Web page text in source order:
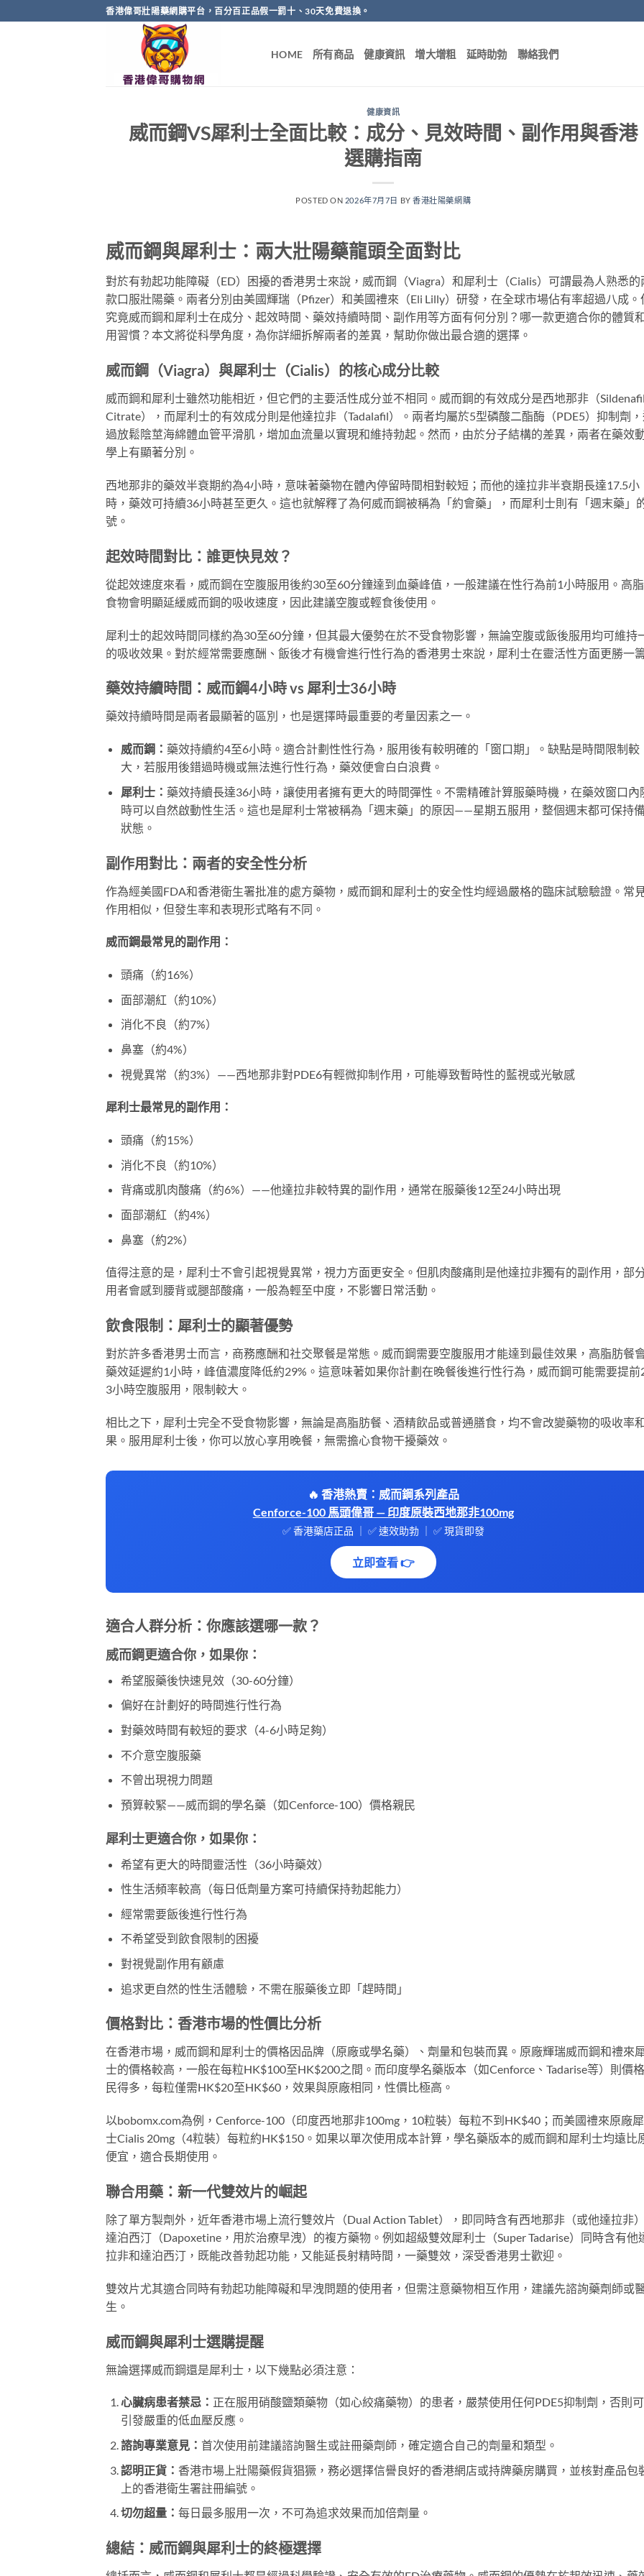
to
香港偉哥壯陽藥網購平台，百分百正品假一罰十、30天免費退換。
HOME 所有商品 健康資訊 增大增粗 延時助勃 聯絡我們
健康資訊
威而鋼VS犀利士全面比較：成分、見效時間、副作用與香港
選購指南
POSTED ON 2026年7月7日 BY香港壯陽藥網購
威而鋼與犀利士：兩大壯陽藥龍頭全面對比
對於有勃起功能障礙（ED）困擾的香港男士來說，威而鋼（Viagra）和犀利士（Cialis）可謂最為人熟悉的
款口服壯陽藥。兩者分別由美國輝瑞（Pfizer）和美國禮來（Eli Lilly）研發，在全球市場佔有率超過八成。
究竟威而鋼和犀利士在成分、起效時間、藥效持續時間、副作用等方面有何分別？哪一款更適合你的體質
用習慣？本文將從科學角度，為你詳細拆解兩者的差異，幫助你做出最合適的選擇。
威而鋼（Viagra）與犀利士（Cialis）的核心成分比較
威而鋼和犀利士雖然功能相近，但它們的主要活性成分並不相同。威而鋼的有效成分是西地那非（
Citrate），而犀利士的有效成分則是他達拉非（Tadalafil）。兩者均屬於5型磷酸二酯酶（PDE5）抑制劑
過放鬆陰莖海綿體血管平滑肌，增加血流量以實現和維持勃起。然而，由於分子結構的差異，兩者在藥效
學上有顯著分別。
西地那非的藥效半衰期約為4小時，意味著藥物在體內停留時間相對較短；而他的達拉非半衰期長達17.5小
時，藥效可持續36小時甚至更久。這也就解釋了為何威而鋼被稱為「約會藥」，而犀利士則有「週末藥」
號。
起效時間對比：誰更快見效？
從起效速度來看，威而鋼在空腹服用後約30至60分鐘達到血藥峰值，一般建議在性行為前1小時服用。高
食物會明顯延緩威而鋼的吸收速度，因此建議空腹或輕食後使用。
犀利士的起效時間同樣約為30至60分鐘，但其最大優勢在於不受食物影響，無論空腹或飯後服用均可維持
的吸收效果。對於經常需要應酬、飯後才有機會進行性行為的香港男士來說，犀利士在靈活性方面更勝一
藥效持續時間：威而鋼4小時 vs 犀利士36小時
藥效持續時間是兩者最顯著的區別，也是選擇時最重要的考量因素之一。
威而鋼： 藥效持續約4至6小時。適合計劃性性行為，服用後有較明確的「窗口期」。缺點是時間限制較
大，若服用後錯過時機或無法進行性行為，藥效便會白白浪費。
犀利士： 藥效持續長達36小時，讓使用者擁有更大的時間彈性。不需精確計算服藥時機，在藥效窗口內
時可以自然啟動性生活。這也是犀利士常被稱為「週末藥」的原因——星期五服用，整個週末都可保持
狀態。
副作用對比：兩者的安全性分析
作為經美國FDA和香港衛生署批准的處方藥物，威而鋼和犀利士的安全性均經過嚴格的臨床試驗驗證。常
作用相似，但發生率和表現形式略有不同。
威而鋼最常見的副作用：
頭痛（約16%）
面部潮紅（約10%）
消化不良（約7%）
鼻塞（約4%）
視覺異常（約3%）——西地那非對PDE6有輕微抑制作用，可能導致暫時性的藍視或光敏感
犀利士最常見的副作用：
頭痛（約15%）
消化不良（約10%）
背痛或肌肉酸痛（約6%）——他達拉非較特異的副作用，通常在服藥後12至24小時出現
面部潮紅（約4%）
鼻塞（約2%）
值得注意的是，犀利士不會引起視覺異常，視力方面更安全。但肌肉酸痛則是他達拉非獨有的副作用，部
用者會感到腰背或腿部酸痛，一般為輕至中度，不影響日常活動。
飲食限制：犀利士的顯著優勢
對於許多香港男士而言，商務應酬和社交聚餐是常態。威而鋼需要空腹服用才能達到最佳效果，高脂肪餐
藥效延遲約1小時，峰值濃度降低約29%。這意味著如果你計劃在晚餐後進行性行為，威而鋼可能需要提前
3小時空腹服用，限制較大。
相比之下，犀利士完全不受食物影響，無論是高脂肪餐、酒精飲品或普通膳食，均不會改變藥物的吸收率
果。服用犀利士後，你可以放心享用晚餐，無需擔心食物干擾藥效。
🔥 香港熱賣：威而鋼系列產品
Cenforce-100 馬頭偉哥 — 印度原裝西地那非100mg
✅ 香港藥店正品 ｜ ✅ 速效助勃 ｜ ✅ 現貨即發
立即查看 👉
適合人群分析：你應該選哪一款？
威而鋼更適合你，如果你：
希望服藥後快速見效（30-60分鐘）
偏好在計劃好的時間進行性行為
對藥效時間有較短的要求（4-6小時足夠）
不介意空腹服藥
不曾出現視力問題
預算較緊——威而鋼的學名藥（如Cenforce-100）價格親民
犀利士更適合你，如果你：
希望有更大的時間靈活性（36小時藥效）
性生活頻率較高（每日低劑量方案可持續保持勃起能力）
經常需要飯後進行性行為
不希望受到飲食限制的困擾
對視覺副作用有顧慮
追求更自然的性生活體驗，不需在服藥後立即「趕時間」
價格對比：香港市場的性價比分析
在香港市場，威而鋼和犀利士的價格因品牌（原廠或學名藥）、劑量和包裝而異。原廠輝瑞威而鋼和禮來
士的價格較高，一般在每粒HK$100至HK$200之間。而印度學名藥版本（如Cenforce、Tadarise等）則價
民得多，每粒僅需HK$20至HK$60，效果與原廠相同，性價比極高。
以bobomx.com為例，Cenforce-100（印度西地那非100mg，10粒裝）每粒不到HK$40；而美國禮來原廠
士Cialis 20mg（4粒裝）每粒約HK$150。如果以單次使用成本計算，學名藥版本的威而鋼和犀利士均遠比
便宜，適合長期使用。
聯合用藥：新一代雙效片的崛起
除了單方製劑外，近年香港市場上流行雙效片（Dual Action Tablet），即同時含有西地那非（或他達拉非
達泊西汀（Dapoxetine，用於治療早洩）的複方藥物。例如超級雙效犀利士（Super Tadarise）同時含有他
拉非和達泊西汀，既能改善勃起功能，又能延長射精時間，一藥雙效，深受香港男士歡迎。
雙效片尤其適合同時有勃起功能障礙和早洩問題的使用者，但需注意藥物相互作用，建議先諮詢藥劑師或
生。
威而鋼與犀利士選購提醒
無論選擇威而鋼還是犀利士，以下幾點必須注意：
心臟病患者禁忌： 正在服用硝酸鹽類藥物（如心絞痛藥物）的患者，嚴禁使用任何PDE5抑制劑，否則
引發嚴重的低血壓反應。
諮詢專業意見： 首次使用前建議諮詢醫生或註冊藥劑師，確定適合自己的劑量和類型。
認明正貨： 香港市場上壯陽藥假貨猖獗，務必選擇信譽良好的香港網店或持牌藥房購買，並核對產品包
上的香港衛生署註冊編號。
切勿超量： 每日最多服用一次，不可為追求效果而加倍劑量。
總結：威而鋼與犀利士的終極選擇